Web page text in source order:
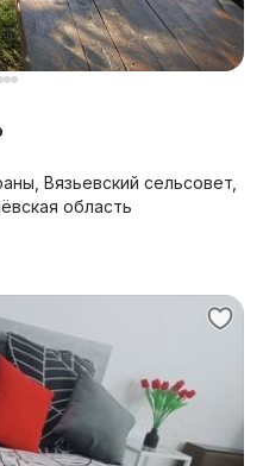
Вязьевский сельсовет,
область